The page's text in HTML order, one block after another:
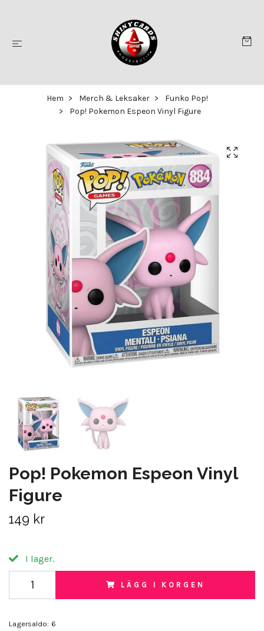
Hem Merch & Leksaker
Funko Pop!
Pop! Pokemon Espeon Vinyl Figure
Pop! Pokemon Espeon Vinyl
Figure
149 kr
I lager.
LÄGG I KORGEN
Lagersaldo: 6